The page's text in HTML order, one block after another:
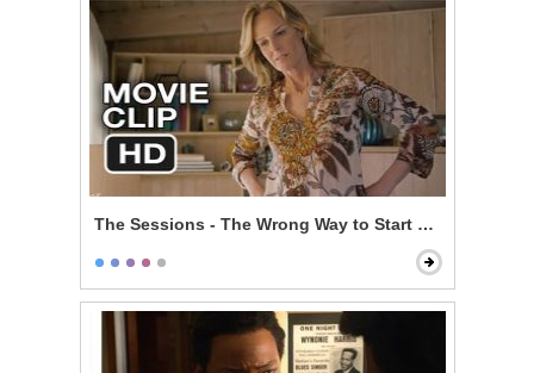
The Sessions - The Wrong Way to Start Off